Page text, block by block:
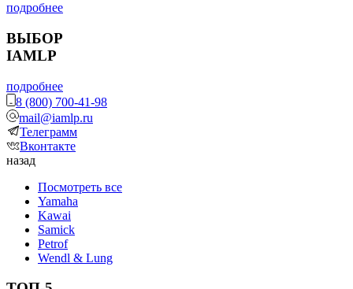
подробнее
ВЫБОР
IAMLP
подробнее
8 (800) 700-41-98
mail@iamlp.ru
Телеграмм
Вконтакте
назад
Посмотреть все
Yamaha
Kawai
Samick
Petrof
Wendl & Lung